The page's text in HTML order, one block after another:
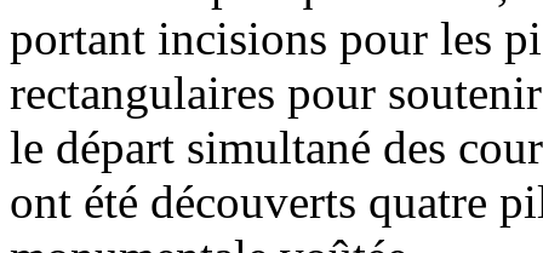
portant incisions pour les
rectangulaires pour
le départ simultané des
ont été découverts quatre